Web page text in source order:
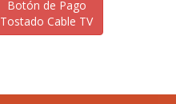
Botón de Pago
Tostado Cable TV